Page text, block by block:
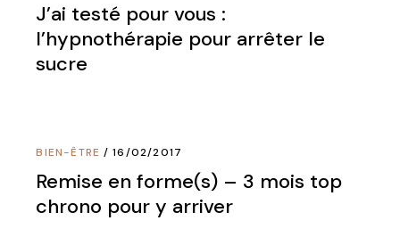
J’ai testé pour vous :
l’hypnothérapie pour arrêter le
sucre
BIEN-ÊTRE 16/02/2017
Remise en forme(s) – 3 mois top
chrono pour y arriver